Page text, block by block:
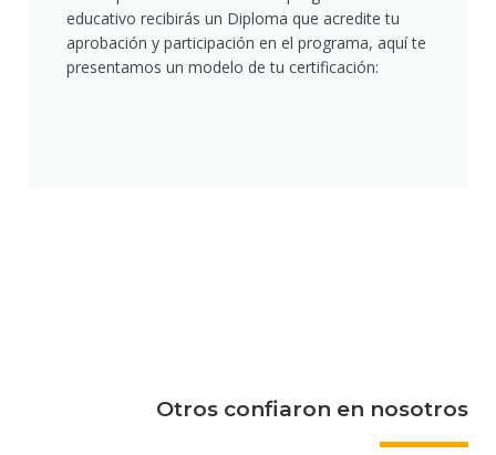
educativo recibirás un Diploma que acredite tu
aprobación y participación en el programa, aquí te
presentamos un modelo de tu certificación:
Otros confiaron en nosotros